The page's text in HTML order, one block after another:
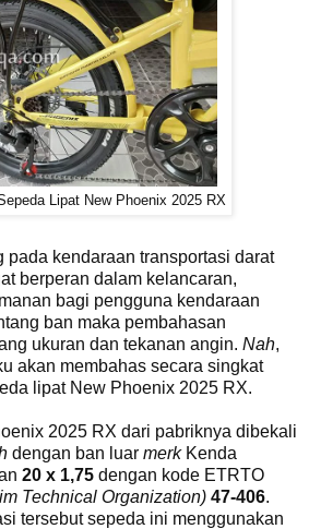
Lipat New Phoenix 2025 RX
pada kendaraan transportasi darat
berperan dalam kelancaran,
bagi pengguna kendaraan
ban maka pembahasan
ukuran dan tekanan angin. Nah,
akan membahas secara singkat
lipat New Phoenix 2025 RX.
2025 RX dari pabriknya dibekali
dengan ban luar merkKenda
20 x 1,75 dengan kode ETRTO
Technical Organization) 47-406.
tersebut sepeda ini menggunakan